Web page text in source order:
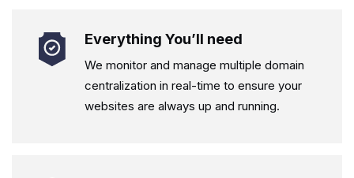
Everything You’ll need
We monitor and manage multiple domain
centralization in real-time to ensure your
websites are always up and running.